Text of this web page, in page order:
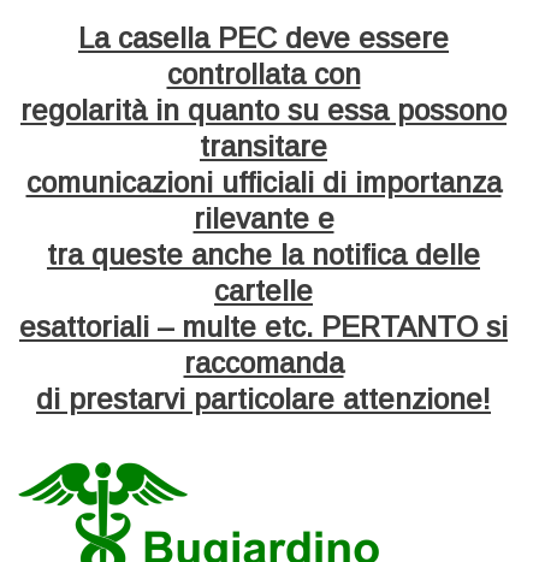
La casella PEC deve essere
controllata con
regolarità in quanto su essa possono
transitare
comunicazioni ufficiali di importanza
rilevante e
tra queste anche la notifica delle
cartelle
esattoriali – multe etc. PERTANTO si
raccomanda
di prestarvi particolare attenzione!